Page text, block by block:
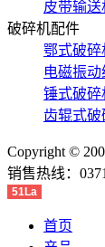
皮带输送
破碎机配件
鄂式破碎
电磁振
锤式破碎
齿辊式破
Copyright ©
销售热线：
51La
首页